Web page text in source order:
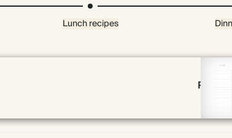
Lunch recipes
Page